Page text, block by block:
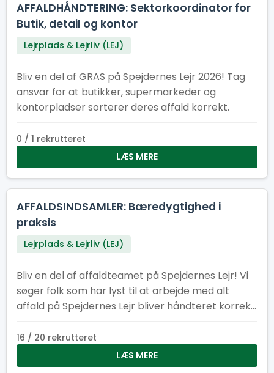
AFFALDHÅNDTERING: Sektorkoordinator for
Butik, detail og kontor
Lejrplads & Lejrliv (LEJ)
Bliv en del af GRAS på Spejdernes Lejr 2026! Tag
ansvar for at butikker, supermarkeder og
kontorpladser sorterer deres affald korrekt.
0 / 1 rekrutteret
LÆS MERE
AFFALDSINDSAMLER: Bæredygtighed i
praksis
Lejrplads & Lejrliv (LEJ)
Bliv en del af affaldteamet på Spejdernes Lejr! Vi
søger folk som har lyst til at arbejde med alt
affald på Spejdernes Lejr bliver håndteret korrekt,
affaldcontainere bliver tømt efter behov.
16 / 20 rekrutteret
LÆS MERE